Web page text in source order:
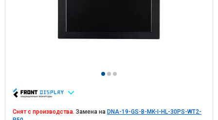
Снят с производства. Замена на DNA-19-GS-B-MK-I-HL-30PS-WT2-